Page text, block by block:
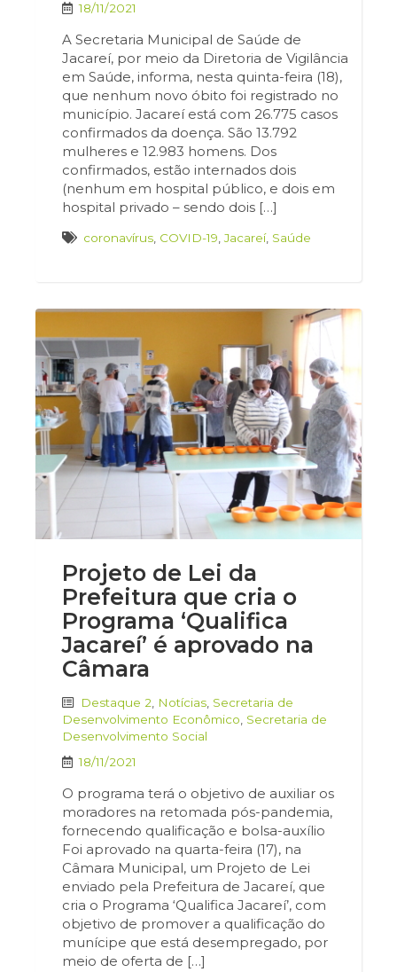
18/11/2021
A Secretaria Municipal de Saúde de
Jacareí, por meio da Diretoria de Vigilância
em Saúde, informa, nesta quinta-feira (18),
que nenhum novo óbito foi registrado no
município. Jacareí está com 26.775 casos
confirmados da doença. São 13.792
mulheres e 12.983 homens. Dos
confirmados, estão internados dois
(nenhum em hospital público, e dois em
hospital privado – sendo dois […]
coronavírus COVID-19 ,Jacareí, Saúde
Projeto de Lei da
Prefeitura que cria o
Programa ‘Qualifica
Jacareí’ é aprovado na
Câmara
Destaque 2 Notícias Secretaria de
Desenvolvimento Econômico Secretaria de
Desenvolvimento Social
18/11/2021
O programa terá o objetivo de auxiliar os
moradores na retomada pós-pandemia,
fornecendo qualificação e bolsa-auxílio
Foi aprovado na quarta-feira (17), na
Câmara Municipal, um Projeto de Lei
enviado pela Prefeitura de Jacareí, que
cria o Programa ‘Qualifica Jacareí’, com
objetivo de promover a qualificação do
munícipe que está desempregado, por
meio de oferta de […]